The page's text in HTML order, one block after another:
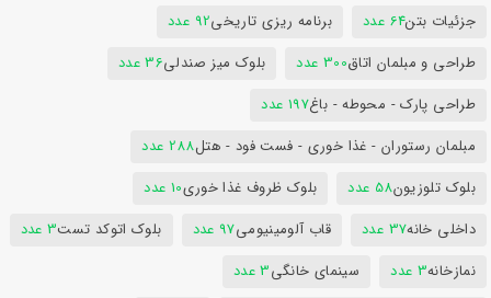
جزئیات بتن64 عدد برنامه ریزی تاریخی92 عدد
طراحی و مبلمان اتاق300 عدد بلوک میز صندلی36 عدد
طراحی پارک - محوطه - باغ197 عدد
مبلمان رستوران - غذا خوری - فست فود - هتل288 عدد
بلوک تلوزیون58 عدد بلوک ظروف غذا خوری10 عدد
داخلی خانه37 عدد قاب آلومینیومی97 عدد بلوک اتوکد تست3 عدد
نمازخانه3 عدد سینمای خانگی3 عدد